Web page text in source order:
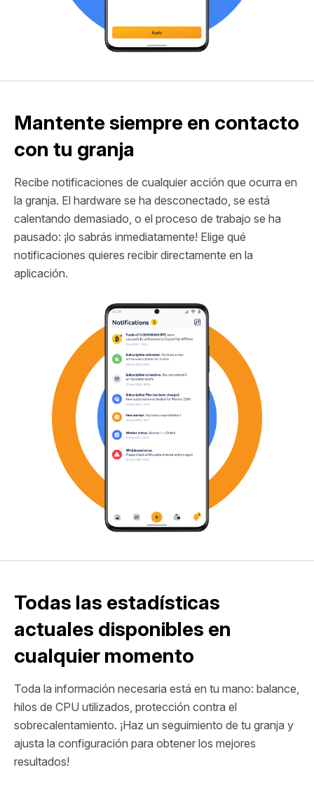
Mantente siempre en contacto
con tu granja
Recibe notificaciones de cualquier acción que ocurra en
la granja. El hardware se ha desconectado, se está
calentando demasiado, o el proceso de trabajo se ha
pausado: ¡lo sabrás inmediatamente! Elige qué
notificaciones quieres recibir directamente en la
aplicación.
Todas las estadísticas
actuales disponibles en
cualquier momento
Toda la información necesaria está en tu mano: balance,
hilos de CPU utilizados, protección contra el
sobrecalentamiento. ¡Haz un seguimiento de tu granja y
ajusta la configuración para obtener los mejores
resultados!